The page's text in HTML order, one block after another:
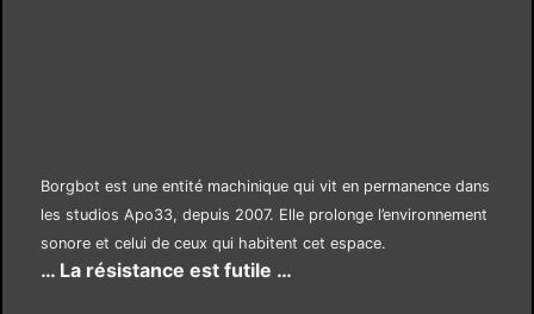
Borgbot est une entité machinique qui vit en permanence dans
les studios Apo33, depuis 2007. Elle prolonge l’environnement
sonore et celui de ceux qui habitent cet espace.
… La résistance est futile …